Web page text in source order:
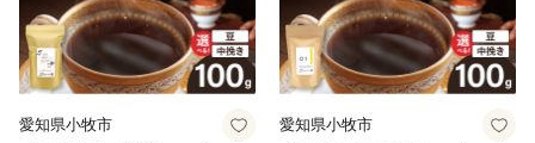
愛知県小牧市 愛知県小牧市